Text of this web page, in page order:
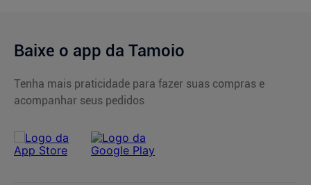
Baixe o app da Tamoio
Tenha mais praticidade para fazer suas compras e
acompanhar seus pedidos